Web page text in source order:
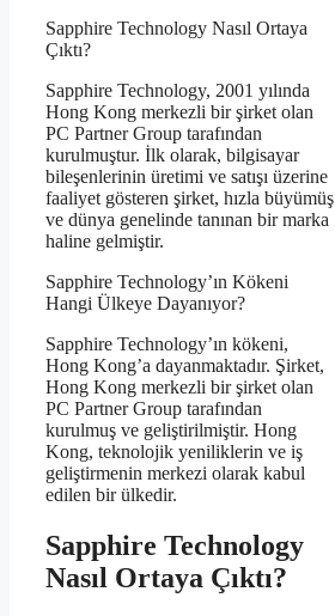
Sapphire Technology Nasıl Ortaya
Çıktı?
Sapphire Technology, 2001 yılında
Hong Kong merkezli bir şirket olan
PC Partner Group tarafından
kurulmuştur. İlk olarak, bilgisayar
bileşenlerinin üretimi ve satışı üzerine
faaliyet gösteren şirket, hızla büyümüş
ve dünya genelinde tanınan bir marka
haline gelmiştir.
Sapphire Technology’ın Kökeni
Hangi Ülkeye Dayanıyor?
Sapphire Technology’ın kökeni,
Hong Kong’a dayanmaktadır. Şirket,
Hong Kong merkezli bir şirket olan
PC Partner Group tarafından
kurulmuş ve geliştirilmiştir. Hong
Kong, teknolojik yeniliklerin ve iş
geliştirmenin merkezi olarak kabul
edilen bir ülkedir.
Sapphire Technology
Nasıl Ortaya Çıktı?